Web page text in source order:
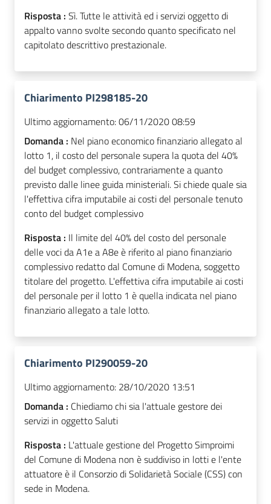
Risposta : Sì. Tutte le attività ed i servizi oggetto di
appalto vanno svolte secondo quanto specificato nel
capitolato descrittivo prestazionale.
Chiarimento PI298185-20
Ultimo aggiornamento:06/11/2020 08:59
Domanda : Nel piano economico finanziario allegato al
lotto 1, il costo del personale supera la quota del 40%
del budget complessivo, contrariamente a quanto
previsto dalle linee guida ministeriali. Si chiede quale sia
l'effettiva cifra imputabile ai costi del personale tenuto
conto del budget complessivo
Risposta : Il limite del 40% del costo del personale
delle voci da A1e a A8e è riferito al piano finanziario
complessivo redatto dal Comune di Modena, soggetto
titolare del progetto. L'effettiva cifra imputabile ai costi
del personale per il lotto 1 è quella indicata nel piano
finanziario allegato a tale lotto.
Chiarimento PI290059-20
Ultimo aggiornamento: 28/10/2020 13:51
Domanda : Chiediamo chi sia l'attuale gestore dei
servizi in oggetto Saluti
Risposta : L'attuale gestione del Progetto Simproimi
del Comune di Modena non è suddiviso in lotti e l'ente
attuatore è il Consorzio di Solidarietà Sociale (CSS) con
sede in Modena.